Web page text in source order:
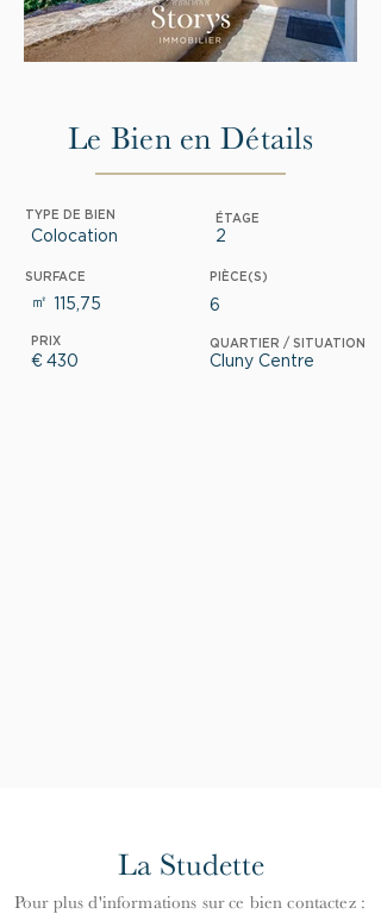
Le Bien en Détails
TYPE DE BIEN
Colocation
ÉTAGE
2
SURFACE
㎡ 115,75
PIÈCE(S)
6
PRIX QUARTIER / SITUATION
€ 430 Cluny Centre
La Studette
Pour plus d'informations sur ce bien contactez :